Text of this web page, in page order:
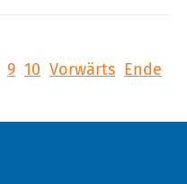
9 10 Vorwärts Ende